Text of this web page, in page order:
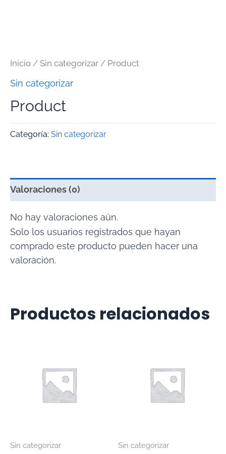
Inicio / Sin categorizar / Product
Sin categorizar
Product
Categoría: Sin categorizar
Valoraciones (0)
No hay valoraciones aún.
Solo los usuarios registrados que hayan
comprado este producto pueden hacer una
valoración.
Productos relacionados
Sin categorizar Sin categorizar